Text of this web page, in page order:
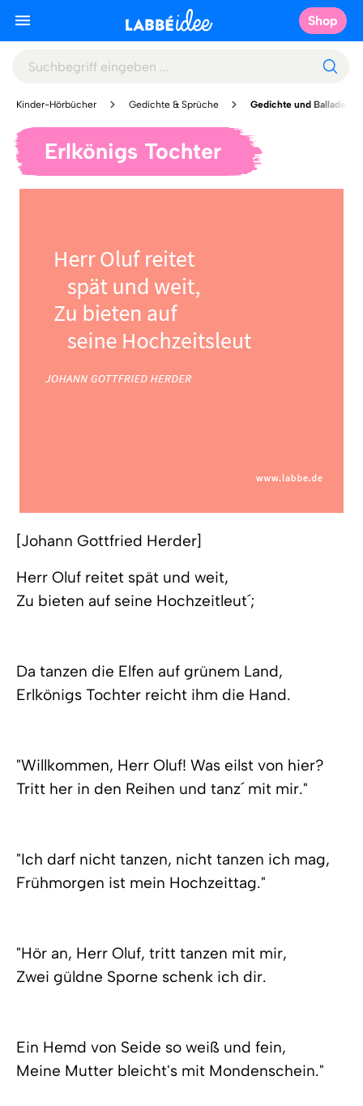
Shop
Kinder-Hörbücher Gedichte & Sprüche Gedichte und Balladen
Erlkönigs Tochter
[Johann Gottfried Herder]
Herr Oluf reitet spät und weit,
Zu bieten auf seine Hochzeitleut´;
Da tanzen die Elfen auf grünem Land,
Erlkönigs Tochter reicht ihm die Hand.
"Willkommen, Herr Oluf! Was eilst von hier?
Tritt her in den Reihen und tanz´ mit mir."
"Ich darf nicht tanzen, nicht tanzen ich mag,
Frühmorgen ist mein Hochzeittag."
"Hör an, Herr Oluf, tritt tanzen mit mir,
Zwei güldne Sporne schenk ich dir.
Ein Hemd von Seide so weiß und fein,
Meine Mutter bleicht's mit Mondenschein."